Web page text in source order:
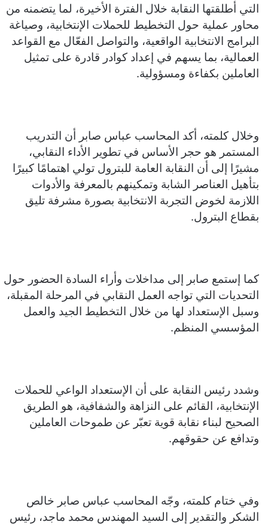
التي أطلقتها النقابة خلال الفترة الأخيرة، لما يتضمنه من
محاور عملية حول التخطيط للحملات الإنتخابية، وصياغة
البرامج الانتخابية الواقعية، والتواصل الفعّال مع القواعد
العمالية، بما يسهم في إعداد كوادر قادرة على تمثيل
العاملين بكفاءة ومسؤولية.
وخلال كلمته، أكد المحاسب عباس صابر أن التدريب
المستمر هو حجر الأساس في تطوير الأداء النقابي،
مشيرًا إلى أن النقابة العامة للبترول تولي اهتمامًا كبيرًا
بتأهيل العناصر الشابة وتمكينهم بالمعرفة والأدوات
اللازمة لخوض التجربة الانتخابية بصورة مشرفة تليق
بقطاع البترول.
كما إستمع صابر إلى مداخلات وأراء السادة الحضور حول
التحديات التي تواجه العمل النقابي في المرحلة المقبلة،
وسبل الإستعداد لها من خلال التخطيط الجيد والعمل
المؤسسي المنظم.
وشدد رئيس النقابة على أن الإستعداد الواعي للحملات
الإنتخابية، القائم على النزاهة والشفافية، هو الطريق
الصحيح لبناء نقابة قوية تعبّر عن طموحات العاملين
وتدافع عن حقوقهم.
وفي ختام كلمته، وجّه المحاسب عباس صابر خالص
الشكر والتقدير إلى السيد المهندس محمد ماجد، رئيس